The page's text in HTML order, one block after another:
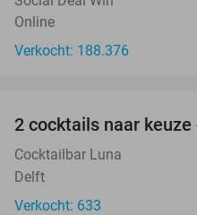
Online
Verkocht: 188.376
2 cocktails naar
Cocktailbar Luna
Delft
Verkocht: 633